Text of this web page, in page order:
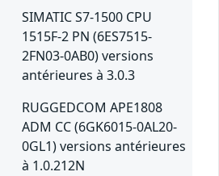
SIMATIC S7-1500 CPU
1515F-2 PN (6ES7515-
2FN03-0AB0) versions
antérieures à 3.0.3
RUGGEDCOM APE1808
ADM CC (6GK6015-0AL20-
0GL1) versions antérieures
à 1.0.212N